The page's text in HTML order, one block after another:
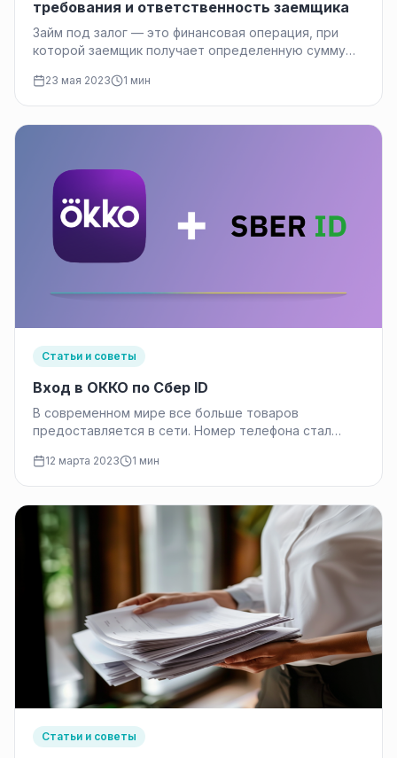
требования и ответственность заемщика
Займ под залог — это финансовая операция, при
которой заемщик получает определенную сумму
23 мая 2023 1 мин
Статьи и советы
Вход в ОККО по Сбер ID
В современном мире все больше товаров
предоставляется в сети. Номер телефона стал
темпами…
12 марта 2023 1 мин
Статьи и советы